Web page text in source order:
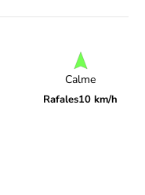
Calme
Rafales10 km/h